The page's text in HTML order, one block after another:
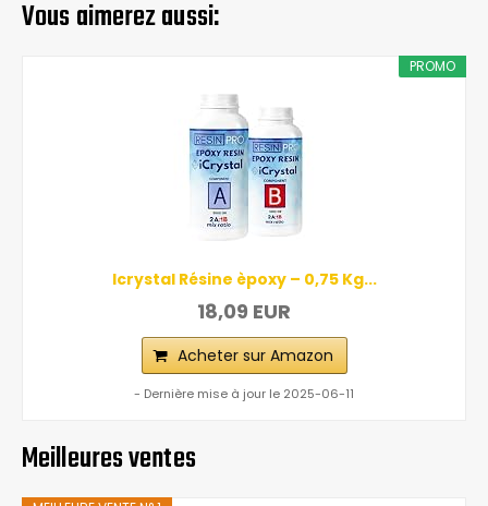
Vous aimerez aussi:
PROMO
Icrystal Résine èpoxy – 0,75 Kg...
18,09 EUR
Acheter sur Amazon
- Dernière mise à jour le 2025-06-11
Meilleures ventes